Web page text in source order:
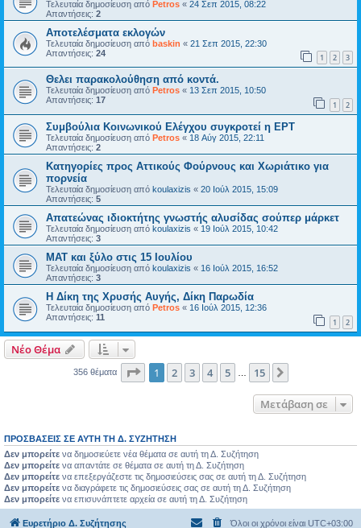
Τελευταία δημοσίευση από Petros « 24 Σεπ 2015, 08:22
Απαντήσεις: 2
Αποτελέσματα εκλογών
Τελευταία δημοσίευση από baskin « 21 Σεπ 2015, 22:30
Απαντήσεις: 24 1 2 3
Θελει παρακολούθηση από κοντά.
Τελευταία δημοσίευση από Petros « 13 Σεπ 2015, 10:50
Απαντήσεις: 17 1 2
Συμβούλια Κοινωνικού Ελέγχου συγκροτεί η ΕΡΤ
Τελευταία δημοσίευση από Petros « 18 Αύγ 2015, 22:11
Απαντήσεις: 2
Κατηγορίες προς Αττικούς Φούρνους και Χωριάτικο για
πορνεία
Τελευταία δημοσίευση από koulaxizis « 20 Ιούλ 2015, 15:09
Απαντήσεις: 5
Απατεώνας ιδιοκτήτης γνωστής αλυσίδας σούπερ μάρκετ
Τελευταία δημοσίευση από koulaxizis « 19 Ιούλ 2015, 10:42
Απαντήσεις: 3
ΜΑΤ και ξύλο στις 15 Ιουλίου
Τελευταία δημοσίευση από koulaxizis « 16 Ιούλ 2015, 16:52
Απαντήσεις: 3
Η Δίκη της Χρυσής Αυγής, Δίκη Παρωδία
Τελευταία δημοσίευση από Petros « 16 Ιούλ 2015, 12:36
Απαντήσεις: 11 1 2
Νέο Θέμα
356 θέματα Σελίδα από15
1 2 3 4 5 15
Μετάβαση σε
ΠΡΟΣΒΆΣΕΙΣ ΣΕ ΑΥΤΉ ΤΗ Δ. ΣΥΖΉΤΗΣΗ
Δεν μπορείτε να δημοσιεύετε νέα θέματα σε αυτή τη Δ. Συζήτηση
Δεν μπορείτε να απαντάτε σε θέματα σε αυτή τη Δ. Συζήτηση
Δεν μπορείτε να επεξεργάζεστε τις δημοσιεύσεις σας σε αυτή τη Δ. Συζήτηση
Δεν μπορείτε να διαγράφετε τις δημοσιεύσεις σας σε αυτή τη Δ. Συζήτηση
Δεν μπορείτε να επισυνάπτετε αρχεία σε αυτή τη Δ. Συζήτηση
Ευρετήριο Δ. Συζήτησης Όλοι οι χρόνοι είναι UTC+03:00